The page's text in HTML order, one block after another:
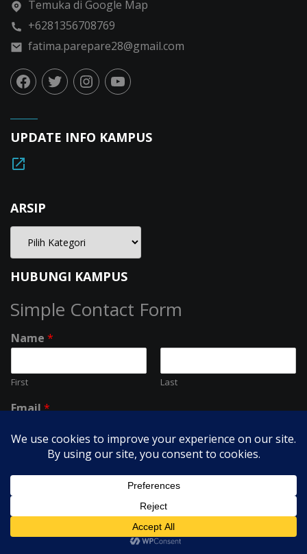
Temuka di Google Map
+6281356708769
fatima.parepare28@gmail.com
UPDATE INFO KAMPUS
ARSIP
HUBUNGI KAMPUS
Simple Contact Form
Name *
First Last
Email*
Subject*
Comment or Message*